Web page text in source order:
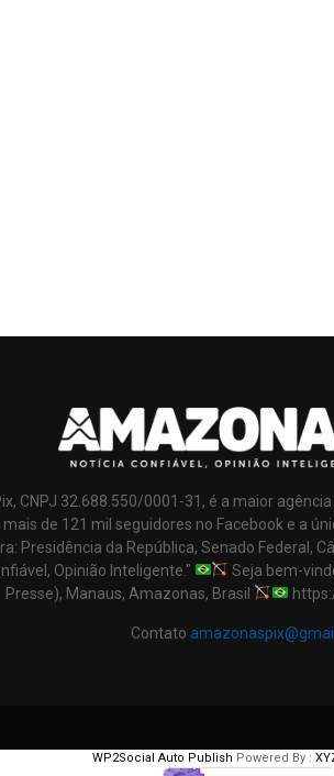
CNPJ 32.688.550/0001-31, é a maior
de 121 mil seguidores no Facebook e a
Presidência da República, Senado Federal,
Opinião Inteligente."
Seja bem-
Presse), Manaus, Amazonas, Brasil
Contato
WP2Social Auto Publish Powered By :